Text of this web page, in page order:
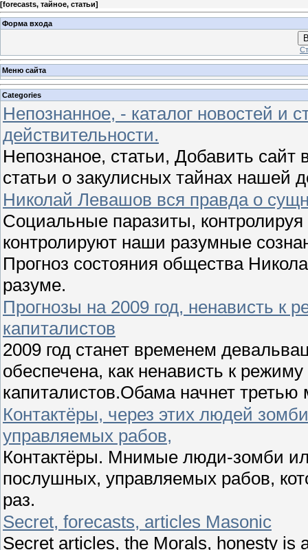
[forecasts, тайное, статьи]
Форма входа
Меню сайта
Categories
Непознанное, - каталог новостей и
действительности.
Непознаное, статьи, Добавить сайт
статьи о закулисных тайнах нашей
Николай Левашов вся правда о
Социальные паразиты,
контролируют наши разумные
Прогноз состояния общества
разуме.
Прогнозы на 2009 год, ненависть к
капиталистов
2009 год станет временем
обеспечена, как ненависть к
капиталистов.Обама начнет
Контактёры, через этих людей
управляемых рабов,
Контактёры. Мнимые люди-зомби
послушных, управляемых рабов,
раз.
Secret, forecasts, articles Masonic
Secret articles, the Morals, honesty is